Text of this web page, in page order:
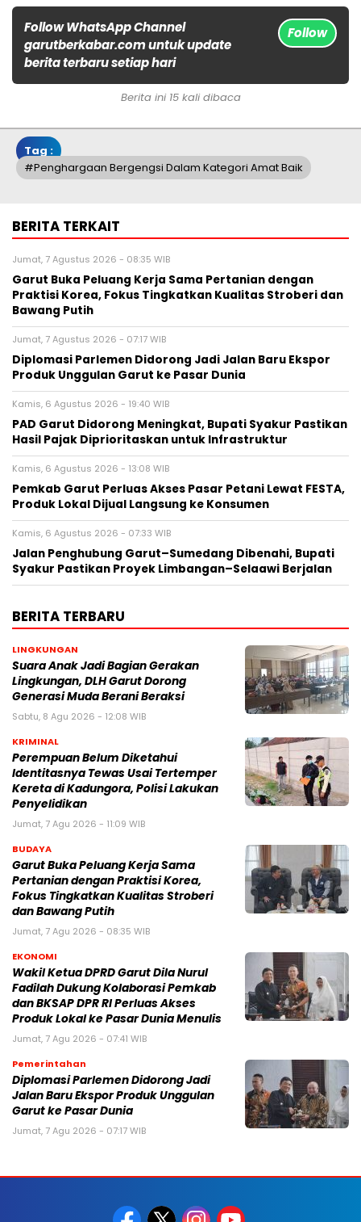
Follow WhatsApp Channel
garutberkabar.com untuk update
berita terbaru setiap hari
Follow
Berita ini 15 kali dibaca
Tag :
#penghargaan Bergengsi Dalam Kategori Amat Baik
BERITA TERKAIT
Jumat, 7 Agustus 2026 - 08:35 WIB
Garut Buka Peluang Kerja Sama Pertanian dengan
Praktisi Korea, Fokus Tingkatkan Kualitas Stroberi dan
Bawang Putih
Jumat, 7 Agustus 2026 - 07:17 WIB
Diplomasi Parlemen Didorong Jadi Jalan Baru Ekspor
Produk Unggulan Garut ke Pasar Dunia
Kamis, 6 Agustus 2026 - 19:40 WIB
PAD Garut Didorong Meningkat, Bupati Syakur Pastikan
Hasil Pajak Diprioritaskan untuk Infrastruktur
Kamis, 6 Agustus 2026 - 13:08 WIB
Pemkab Garut Perluas Akses Pasar Petani Lewat FESTA,
Produk Lokal Dijual Langsung ke Konsumen
Kamis, 6 Agustus 2026 - 07:33 WIB
Jalan Penghubung Garut–Sumedang Dibenahi, Bupati
Syakur Pastikan Proyek Limbangan–Selaawi Berjalan
BERITA TERBARU
LINGKUNGAN
Suara Anak Jadi Bagian Gerakan
Lingkungan, DLH Garut Dorong
Generasi Muda Berani Beraksi
Sabtu, 8 Agu 2026 - 12:08 WIB
KRIMINAL
Perempuan Belum Diketahui
Identitasnya Tewas Usai Tertemper
Kereta di Kadungora, Polisi Lakukan
Penyelidikan
Jumat, 7 Agu 2026 - 11:09 WIB
BUDAYA
Garut Buka Peluang Kerja Sama
Pertanian dengan Praktisi Korea,
Fokus Tingkatkan Kualitas Stroberi
dan Bawang Putih
Jumat, 7 Agu 2026 - 08:35 WIB
EKONOMI
Wakil Ketua DPRD Garut Dila Nurul
Fadilah Dukung Kolaborasi Pemkab
dan BKSAP DPR RI Perluas Akses
Produk Lokal ke Pasar Dunia Menulis
Jumat, 7 Agu 2026 - 07:41 WIB
Pemerintahan
Diplomasi Parlemen Didorong Jadi
Jalan Baru Ekspor Produk Unggulan
Garut ke Pasar Dunia
Jumat, 7 Agu 2026 - 07:17 WIB